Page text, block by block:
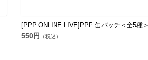
[PPP ONLINE LIVE]PPP 缶バッチ＜全5種＞
550円 （税込）